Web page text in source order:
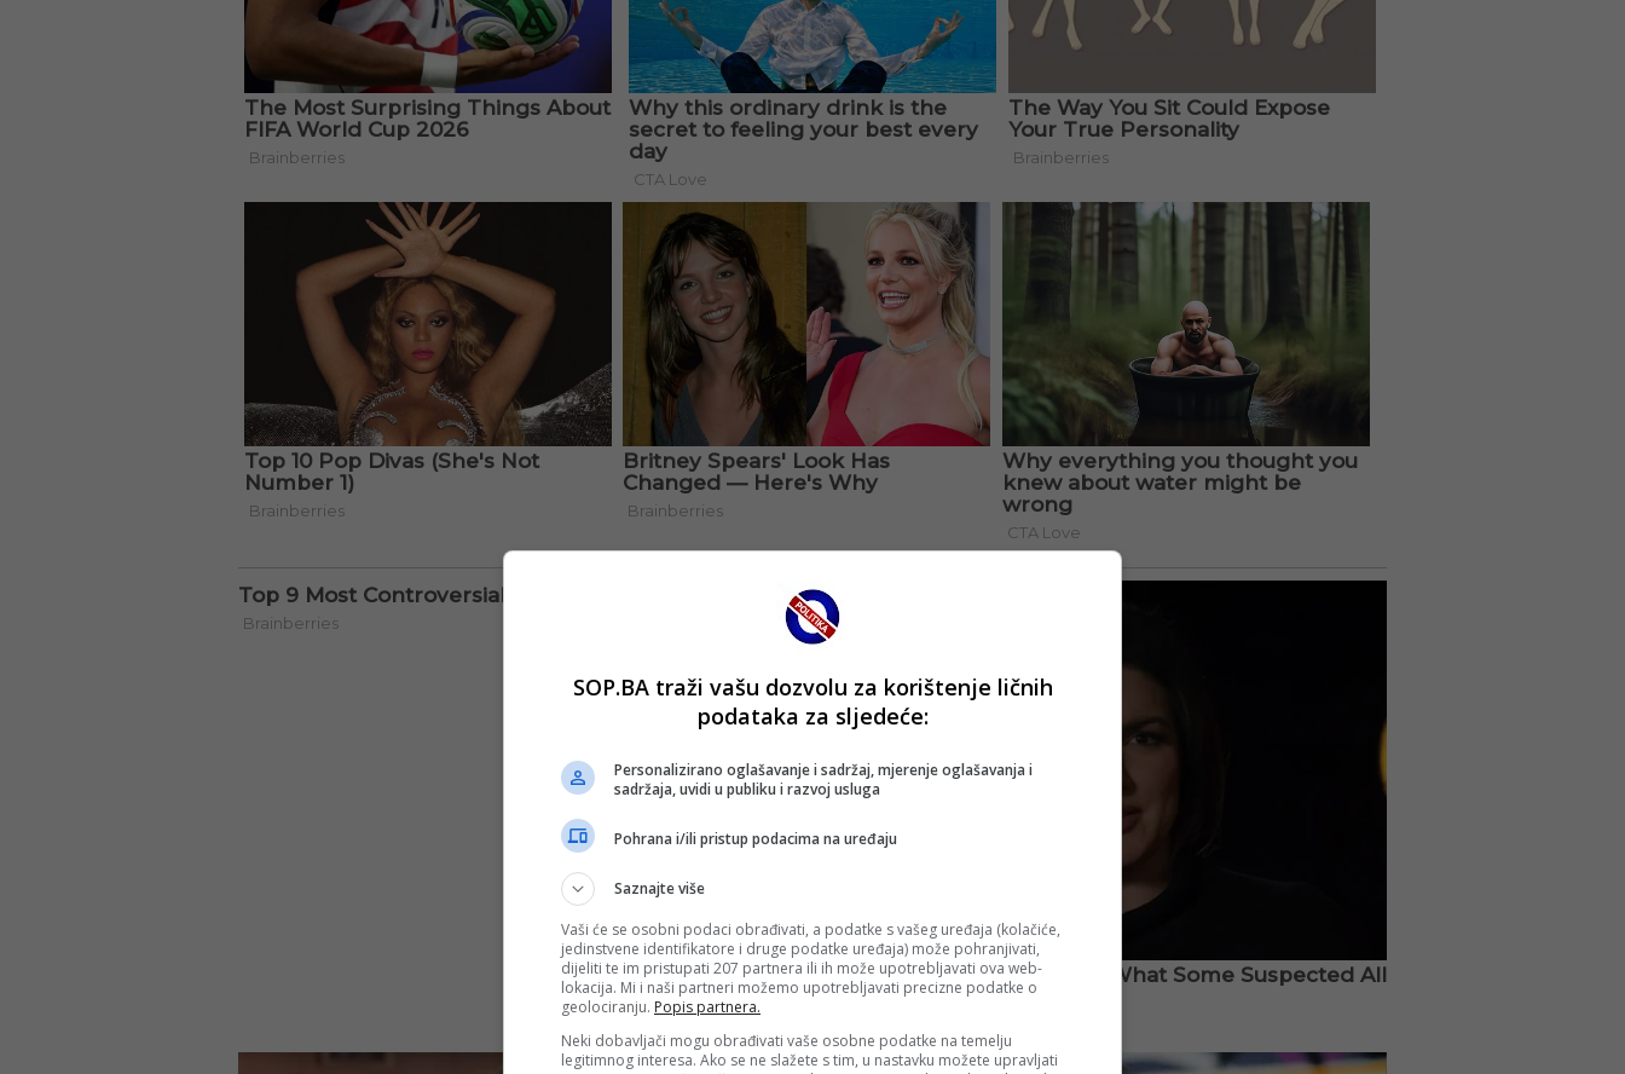
SOP.BA traži vašu dozvolu za korištenje ličnih
podataka za sljedeće:
Personalizirano oglašavanje i sadržaj, mjerenje oglašavanja i
sadržaja, uvidi u publiku i razvoj usluga
Pohrana i/ili pristup podacima na uređaju
Saznajte više
Vaši će se osobni podaci obrađivati, a podatke s vašeg uređaja (kolačiće,
jedinstvene identifikatore i druge podatke uređaja) može pohranjivati,
dijeliti te im pristupati 207 partnera ili ih može upotrebljavati ova web-
lokacija. Mi i naši partneri možemo upotrebljavati precizne podatke o
geolociranju. Popis partnera.
Neki dobavljači mogu obrađivati vaše osobne podatke na temelju
legitimnog interesa. Ako se ne slažete s tim, u nastavku možete upravljati